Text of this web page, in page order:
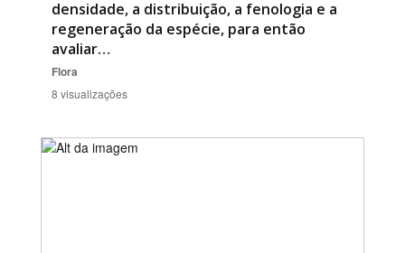
densidade, a distribuição, a fenologia e a
regeneração da espécie, para então
avaliar…
Flora
8 visualizações